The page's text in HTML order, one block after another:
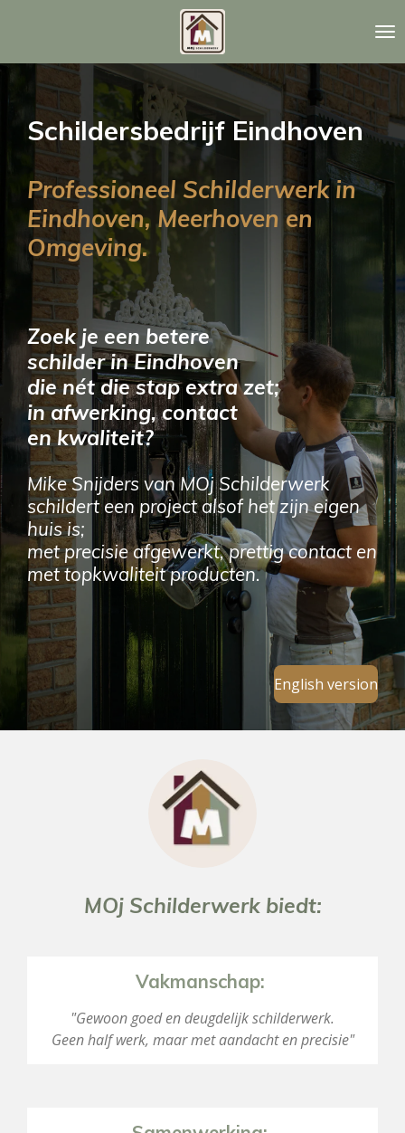
naar
de
hoofdinhoud
Schildersbedrijf Eindhoven
Professioneel Schilderwerk in
Eindhoven, Meerhoven en
Omgeving.
Zoek je een betere
schilder in Eindhoven
die nét die stap extra zet;
in afwerking, contact
en kwaliteit?
Mike Snijders van MOj Schilderwerk
schildert een project alsof het zijn eigen
huis is;
met precisie afgewerkt, prettig contact en
met topkwaliteit producten.
English version
MOj Schilderwerk biedt:
Vakmanschap:
"Gewoon goed en deugdelijk schilderwerk.
Geen half werk, maar met aandacht en precisie"